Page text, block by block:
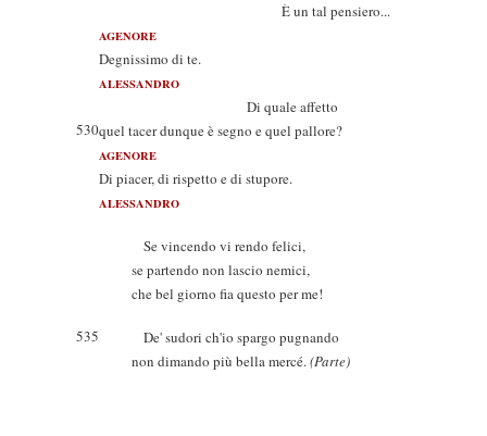
È un tal pensiero...
AGENORE
Degnissimo di te.
ALESSANDRO
Di quale affetto
530quel tacer dunque è segno e quel pallore?
AGENORE
Di piacer, di rispetto e di stupore.
ALESSANDRO
Se vincendo vi rendo felici,
se partendo non lascio nemici,
che bel giorno fia questo per me!
535
De' sudori ch'io spargo pugnando
non dimando più bella mercé.(Parte)